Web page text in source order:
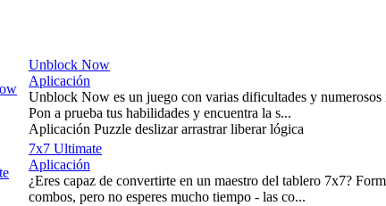
Unblock Now
Aplicación
Unblock Now es un juego con varias dificultades y numerosos
Pon a prueba tus habilidades y encuentra la s...
Aplicación Puzzle deslizar arrastrar liberar lógica
7x7 Ultimate
Aplicación
¿Eres capaz de convertirte en un maestro del tablero 7x7?
combos, pero no esperes mucho tiempo - las co...